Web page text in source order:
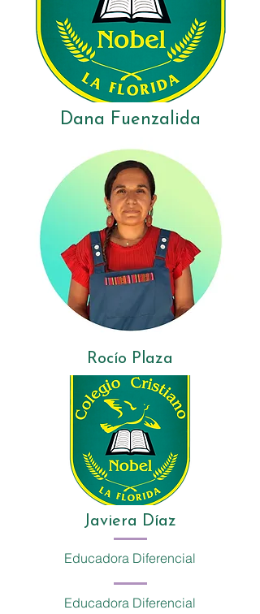
Dana Fuenzalida
Rocío Plaza
Javiera Díaz
Educadora Diferencial
Educadora Diferencial